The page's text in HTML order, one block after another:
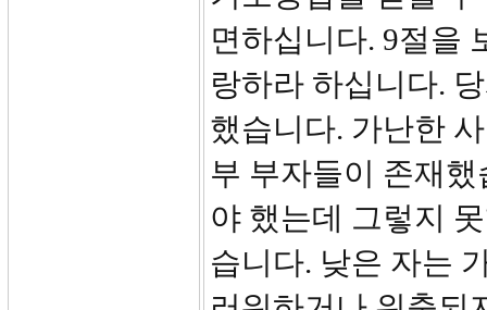
면하십니다. 9절을
랑하라 하십니다.
했습니다. 가난한
부 부자들이 존재
야 했는데 그렇지
습니다. 낮은 자는